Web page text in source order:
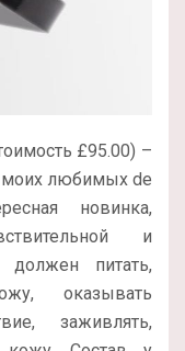
£95.00) –
моих любимых de
новинка,
и
должен питать,
оказывать
заживлять,